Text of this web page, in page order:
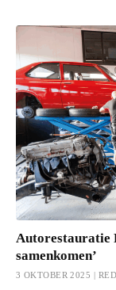
Autorestauratie
samenkomen’
3 OKTOBER 2025 |